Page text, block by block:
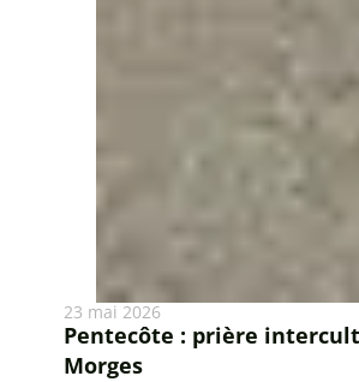
23 mai 2026
Pentecôte : prière
Morges